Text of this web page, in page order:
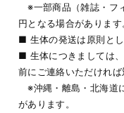
※一部商品（雑誌・フ
円となる場合があります
■ 生体の発送は原則とし
■ 生体につきましては
前にご連絡いただければ
※沖縄・離島・北海道
があります。